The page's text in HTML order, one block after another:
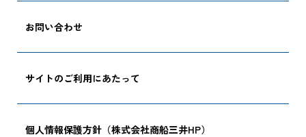
お問い合わせ
サイトのご利用にあたって
個人情報保護方針（株式会社商船三井HP）